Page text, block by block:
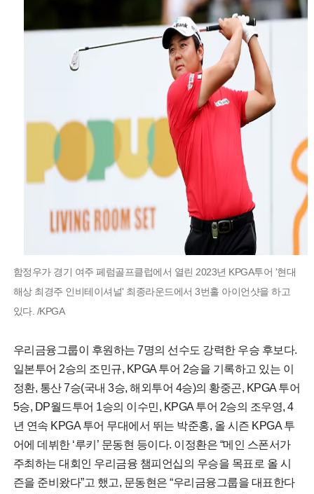
함정우가 경기 여주 페럼골프클럽에서 열린 2023년 KPGA투어 '현대
해상 최경주 인비테이셔널' 최종라운드에서 3번홀 아이언샷을 하고
있다. /KPGA
우리금융그룹이 후원하는 7명의 선수도 강력한 우승 후보다.
일본투어 2승의 조민규, KPGA 투어 2승을 기록하고 있는 이
정환, 통산 7승(국내 3승, 해외투어 4승)의 황중곤, KPGA 투어
5승, DP월드투어 1승의 이수민, KPGA 투어 2승의 조우영, 4
년 연속 KPGA 투어 무대에서 뛰는 박준홍, 올 시즌 KPGA 투
어에 데뷔한 ‘루키’ 문동현 등이다. 이정환은 “메인 스폰서가
주최하는 대회인 우리금융 챔피언십의 우승을 목표로 올 시
즌을 준비왔다”고 했고, 문동현은 “우리금융그룹을 대표한다